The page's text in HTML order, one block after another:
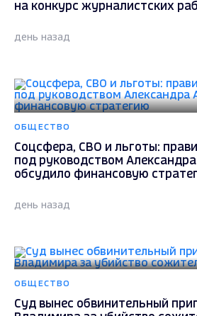
на конкурс журналистских
день назад
ОБЩЕСТВО
Соцсфера, СВО и льготы:
под руководством
обсудило финансовую
день назад
ОБЩЕСТВО
Суд вынес обвинительный